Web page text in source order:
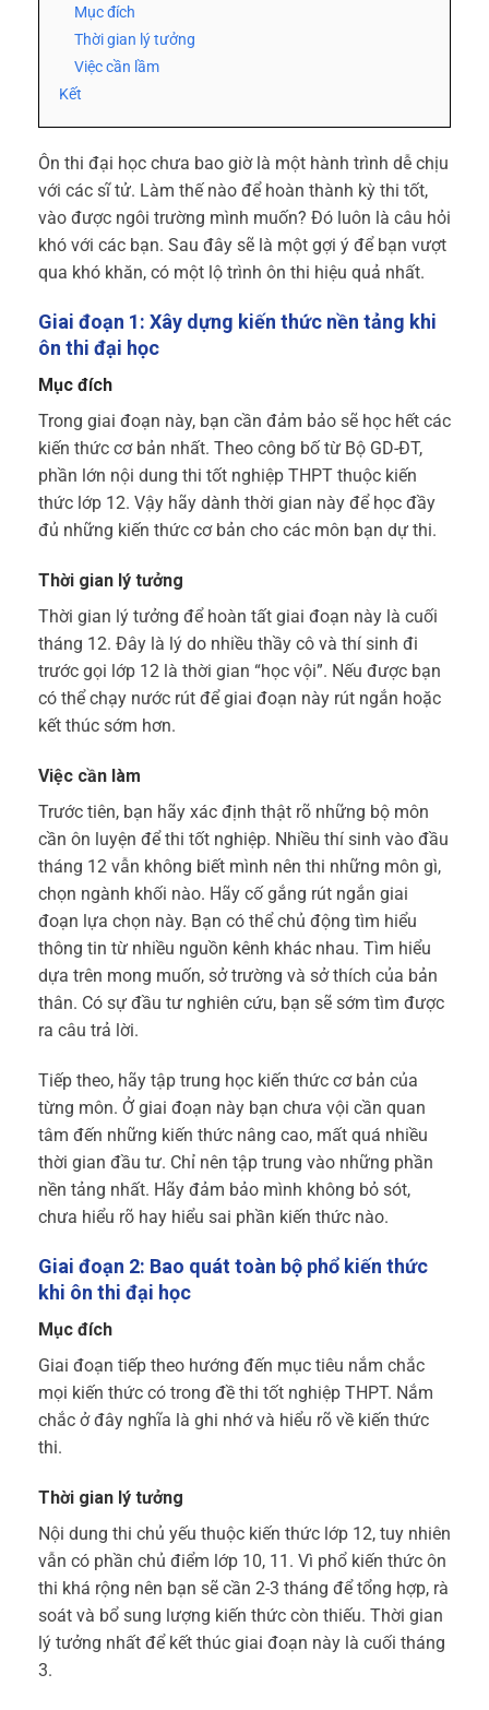
Mục đích
Thời gian lý tưởng
Việc cần lầm
Kết
Ôn thi đại học chưa bao giờ là một hành trình dễ chịu
với các sĩ tử. Làm thế nào để hoàn thành kỳ thi tốt,
vào được ngôi trường mình muốn? Đó luôn là câu hỏi
khó với các bạn. Sau đây sẽ là một gợi ý để bạn vượt
qua khó khăn, có một lộ trình ôn thi hiệu quả nhất.
Giai đoạn 1: Xây dựng kiến thức nền tảng khi
ôn thi đại học
Mục đích
Trong giai đoạn này, bạn cần đảm bảo sẽ học hết các
kiến thức cơ bản nhất. Theo công bố từ Bộ GD-ĐT,
phần lớn nội dung thi tốt nghiệp THPT thuộc kiến
thức lớp 12. Vậy hãy dành thời gian này để học đầy
đủ những kiến thức cơ bản cho các môn bạn dự thi.
Thời gian lý tưởng
Thời gian lý tưởng để hoàn tất giai đoạn này là cuối
tháng 12. Đây là lý do nhiều thầy cô và thí sinh đi
trước gọi lớp 12 là thời gian “học vội”. Nếu được bạn
có thể chạy nước rút để giai đoạn này rút ngắn hoặc
kết thúc sớm hơn.
Việc cần làm
Trước tiên, bạn hãy xác định thật rõ những bộ môn
cần ôn luyện để thi tốt nghiệp. Nhiều thí sinh vào đầu
tháng 12 vẫn không biết mình nên thi những môn gì,
chọn ngành khối nào. Hãy cố gắng rút ngắn giai
đoạn lựa chọn này. Bạn có thể chủ động tìm hiểu
thông tin từ nhiều nguồn kênh khác nhau. Tìm hiểu
dựa trên mong muốn, sở trường và sở thích của bản
thân. Có sự đầu tư nghiên cứu, bạn sẽ sớm tìm được
ra câu trả lời.
Tiếp theo, hãy tập trung học kiến thức cơ bản của
từng môn. Ở giai đoạn này bạn chưa vội cần quan
tâm đến những kiến thức nâng cao, mất quá nhiều
thời gian đầu tư. Chỉ nên tập trung vào những phần
nền tảng nhất. Hãy đảm bảo mình không bỏ sót,
chưa hiểu rõ hay hiểu sai phần kiến thức nào.
Giai đoạn 2: Bao quát toàn bộ phổ kiến thức
khi ôn thi đại học
Mục đích
Giai đoạn tiếp theo hướng đến mục tiêu nắm chắc
mọi kiến thức có trong đề thi tốt nghiệp THPT. Nắm
chắc ở đây nghĩa là ghi nhớ và hiểu rõ về kiến thức
thi.
Thời gian lý tưởng
Nội dung thi chủ yếu thuộc kiến thức lớp 12, tuy nhiên
vẫn có phần chủ điểm lớp 10, 11. Vì phổ kiến thức ôn
thi khá rộng nên bạn sẽ cần 2-3 tháng để tổng hợp, rà
soát và bổ sung lượng kiến thức còn thiếu. Thời gian
lý tưởng nhất để kết thúc giai đoạn này là cuối tháng
3.